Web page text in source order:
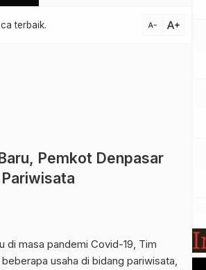
terbaik. text_decrease text_increase
Pemkot Denpasar
di masa pandemi Covid-19, Tim
usaha di bidang pariwisata,